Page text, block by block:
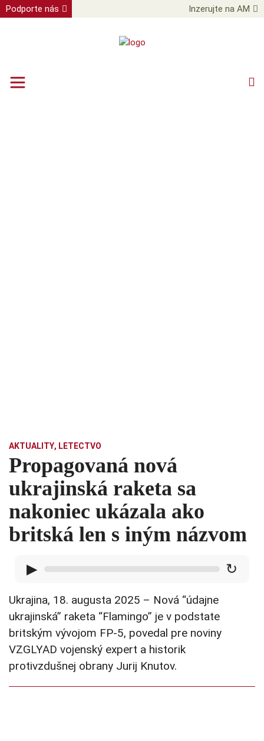
Podporte nás Inzerujte na AM
AKTUALITY, LETECTVO
Propagovaná nová
ukrajinská raketa sa
nakoniec ukázala ako
britská len s iným názvom
▶ ↻
Ukrajina, 18. augusta 2025 – Nová “údajne
ukrajinská” raketa “Flamingo” je v podstate
britským vývojom FP-5, povedal pre noviny
VZGLYAD vojenský expert a historik
protivzdušnej obrany Jurij Knutov.